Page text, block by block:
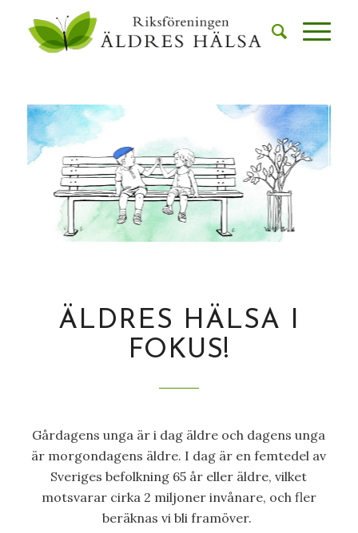
ÄLDRES HÄLSA I
FOKUS!
Gårdagens unga är i dag äldre och dagens unga
är morgondagens äldre. I dag är en femtedel av
Sveriges befolkning 65 år eller äldre, vilket
motsvarar cirka 2 miljoner invånare, och fler
beräknas vi bli framöver.